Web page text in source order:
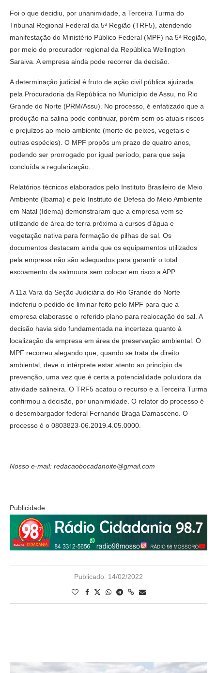
Foi o que decidiu, por unanimidade, a Terceira Turma do
Tribunal Regional Federal da 5ª Região (TRF5), atendendo
manifestação do Ministério Público Federal (MPF) na 5ª Região,
por meio do procurador regional da República Wellington
Saraiva. A empresa ainda pode recorrer da decisão.
A determinação judicial é fruto de ação civil pública ajuizada
pela Procuradoria da República no Município de Assu, no Rio
Grande do Norte (PRM/Assu). No processo, é enfatizado que a
produção na salina pode continuar, porém sem os atuais riscos
e prejuízos ao meio ambiente (morte de peixes, vegetais e
outras espécies). O MPF propôs um prazo de quatro anos,
podendo ser prorrogado por igual período, para que seja
concluída a regularização.
Relatórios técnicos elaborados pelo Instituto Brasileiro de Meio
Ambiente (Ibama) e pelo Instituto de Defesa do Meio Ambiente
em Natal (Idema) demonstraram que a empresa vem se
utilizando de área de terra próxima a cursos d’água e
vegetação nativa para formação de pilhas de sal. Os
documentos destacam ainda que os equipamentos utilizados
pela empresa não são adequados para garantir o total
escoamento da salmoura sem colocar em risco a APP.
A 11a Vara da Seção Judiciária do Rio Grande do Norte
indeferiu o pedido de liminar feito pelo MPF para que a
empresa elaborasse o referido plano para realocação do sal. A
decisão havia sido fundamentada na incerteza quanto à
localização da empresa em área de preservação ambiental. O
MPF recorreu alegando que, quando se trata de direito
ambiental, deve o intérprete estar atento ao princípio da
prevenção, uma vez que é certa a potencialidade poluidora da
atividade salineira. O TRF5 acatou o recurso e a Terceira Turma
confirmou a decisão, por unanimidade. O relator do processo é
o desembargador federal Fernando Braga Damasceno. O
processo é o 0803823-06.2019.4.05.0000.
Nosso e-mail: redacaobocadanoite@gmail.com
Publicidade
Publicado: 14/02/2022